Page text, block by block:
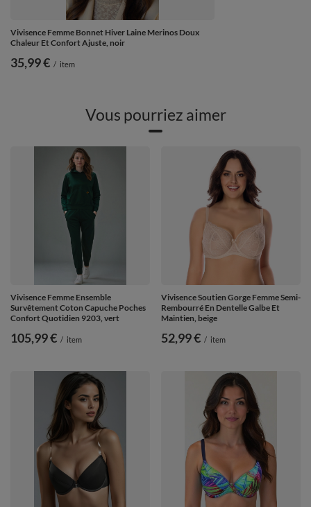
Vivisence Femme Bonnet Hiver Laine Merinos Doux
Chaleur Et Confort Ajuste, noir
35,99 € / item
Vous pourriez aimer
Vivisence Femme Ensemble
Survêtement Coton Capuche Poches
Confort Quotidien 9203, vert
105,99 € / item
Vivisence Soutien Gorge Femme Semi-
Rembourré En Dentelle Galbe Et
Maintien, beige
52,99 € / item